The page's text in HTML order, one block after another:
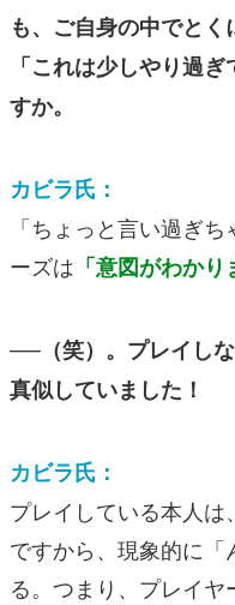
も、ご自身の中でと
「これは少しやり過
すか。
カビラ氏：
「ちょっと言い過ぎ
ーズは 「意図がわかり
──（笑）。プレイし
真似していました！
カビラ氏：
プレイしている本人
ですから、現象的に
る。つまり、プレイ